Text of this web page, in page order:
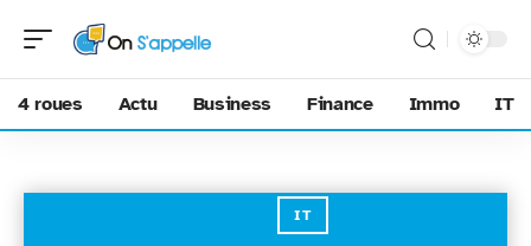
4 roues Actu Business Finance Immo IT
IT